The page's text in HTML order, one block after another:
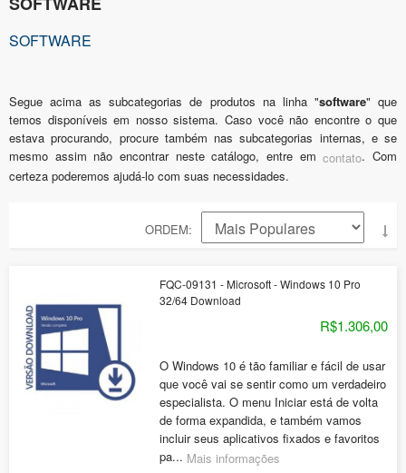
SOFTWARE
Segue acima as subcategorias de produtos na linha "software" que
temos disponíveis em nosso sistema. Caso você não encontre o que
estava procurando, procure também nas subcategorias internas, e se
mesmo assim não encontrar neste catálogo, entre emcontato. Com
certeza poderemos ajudá-lo com suas necessidades.
ORDEM
FQC-09131 - Microsoft - Windows 10 Pro
32/64 Download
R$1.306,00
O Windows 10 é tão familiar e fácil de usar
que você vai se sentir como um verdadeiro
especialista. O menu Iniciar está de volta
de forma expandida, e também vamos
incluir seus aplicativos fixados e favoritos
pa... Mais informações